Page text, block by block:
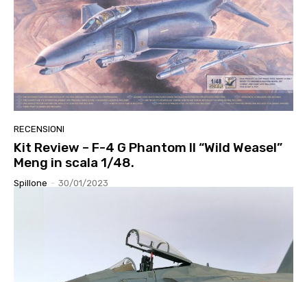
RECENSIONI
Kit Review – F-4 G Phantom II “Wild Weasel”
Meng in scala 1/48.
Spillone - 30/01/2023